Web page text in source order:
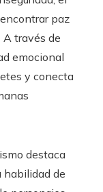
paz
A través de
emocional
y conecta
destaca
habilidad de